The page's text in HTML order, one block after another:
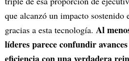
que alcanzó un impacto sostenido
gracias a esta tecnología. Al
líderes parece confundir